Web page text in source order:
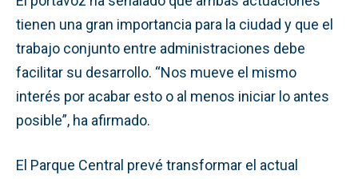
tienen una gran importancia para la ciudad y que el
trabajo conjunto entre administraciones debe
facilitar su desarrollo. “Nos mueve el mismo
interés por acabar esto o al menos iniciar lo antes
posible”, ha afirmado.
El Parque Central prevé transformar el actual